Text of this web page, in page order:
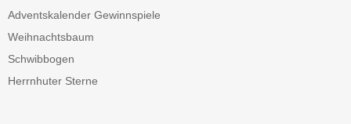
Adventskalender Gewinnspiele
Weihnachtsbaum
Schwibbogen
Herrnhuter Sterne